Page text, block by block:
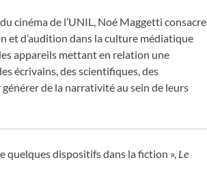
cinéma de l’UNIL, Noé Maggetti consacre
et d’audition dans la culture médiatique
appareils mettant en relation une
écrivains, des scientifiques, des
de la narrativité au sein de leurs
quelques dispositifs dans la fiction », Le